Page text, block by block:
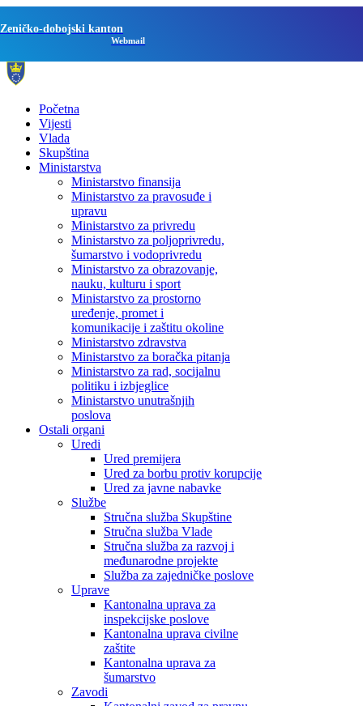
Zeničko-dobojski kanton
Webmail
Početna
Vijesti
Vlada
Skupština
Ministarstva
Ministarstvo finansija
Ministarstvo za pravosuđe i
upravu
Ministarstvo za privredu
Ministarstvo za poljoprivredu,
šumarstvo i vodoprivredu
Ministarstvo za obrazovanje,
nauku, kulturu i sport
Ministarstvo za prostorno
uređenje, promet i
komunikacije i zaštitu okoline
Ministarstvo zdravstva
Ministarstvo za boračka pitanja
Ministarstvo za rad, socijalnu
politiku i izbjeglice
Ministarstvo unutrašnjih
poslova
Ostali organi
Uredi
Ured premijera
Ured za borbu protiv korupcije
Ured za javne nabavke
Službe
Stručna služba Skupštine
Stručna služba Vlade
Stručna služba za razvoj i
međunarodne projekte
Služba za zajedničke poslove
Uprave
Kantonalna uprava za
inspekcijske poslove
Kantonalna uprava civilne
zaštite
Kantonalna uprava za
šumarstvo
Zavodi